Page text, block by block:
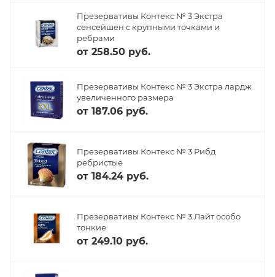
Презервативы Контекс № 3 Экстра
сенсейшен с крупными точками и
ребрами
от 258.50 руб.
Презервативы Контекс № 3 Экстра лардж
увеличенного размера
от 187.06 руб.
Презервативы Контекс № 3 Рибд
ребристые
от 184.24 руб.
Презервативы Контекс № 3 Лайт особо
тонкие
от 249.10 руб.